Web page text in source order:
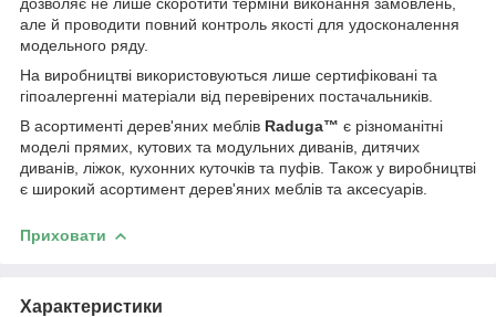
але й проводити повний контроль якості для удосконалення
модельного ряду.
На виробництві використовуються лише сертифіковані та
гіпоалергенні матеріали від перевірених постачальників.
В асортименті дерев'яних меблів Raduga™ є різноманітні
моделі прямих, кутових та модульних диванів, дитячих
диванів, ліжок, кухонних куточків та пуфів. Також у виробництві
є широкий асортимент дерев'яних меблів та аксесуарів.
Приховати
Характеристики